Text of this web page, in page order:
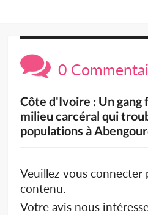
0
Côte d'Ivoire : Un gang
milieu carcéral qui
populations à
Veuillez vous
contenu.
Votre avis nous